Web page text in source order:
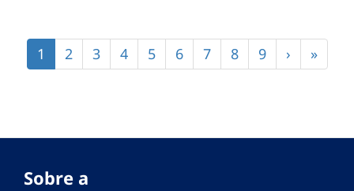
Página
atual
1 Página
2 Página
3 Página
4 Página
5 Página
6 Página
7 Página
8 Página
9
Próxima
página
› »
Sobre a